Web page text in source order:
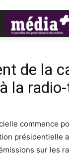
de la
la
commence
présidentielle
sur les